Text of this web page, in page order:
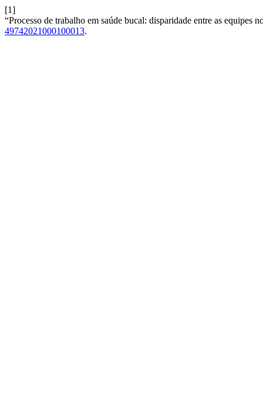
[1]
“Processo de trabalho em saúde bucal: disparidade entre as equipes
49742021000100013.